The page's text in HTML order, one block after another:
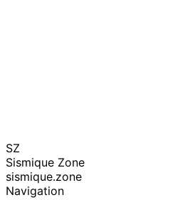
SZ
Sismique Zone
sismique.zone
Navigation